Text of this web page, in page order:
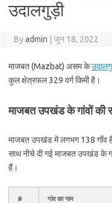
उदालगुड़ी
Byadmin जून 18, 2022
माजबत (Mazbat) असम के
कुल क्षेत्रफल 329 वर्ग किमी है।
माजबत उपखंड के गांवों
माजबत उपखंड में लगभग 138 गाँव
साथ नीचे दी गई माजबत उपखंड
हैं।
# गांव का नाम